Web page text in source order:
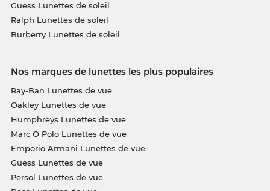
Guess Lunettes de soleil
Ralph Lunettes de soleil
Burberry Lunettes de soleil
Nos marques de lunettes les plus populaires
Ray-Ban Lunettes de vue
Oakley Lunettes de vue
Humphreys Lunettes de vue
Marc O Polo Lunettes de vue
Emporio Armani Lunettes de vue
Guess Lunettes de vue
Persol Lunettes de vue